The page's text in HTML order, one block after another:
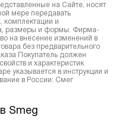
на Сайте, носят
мере передавать
комплектации и
размеры и формы. Фирма-
на внесение изменений в
без предварительного
Покупатель должен
и характеристик
указывается в инструкции и
в России: Смег
Smeg